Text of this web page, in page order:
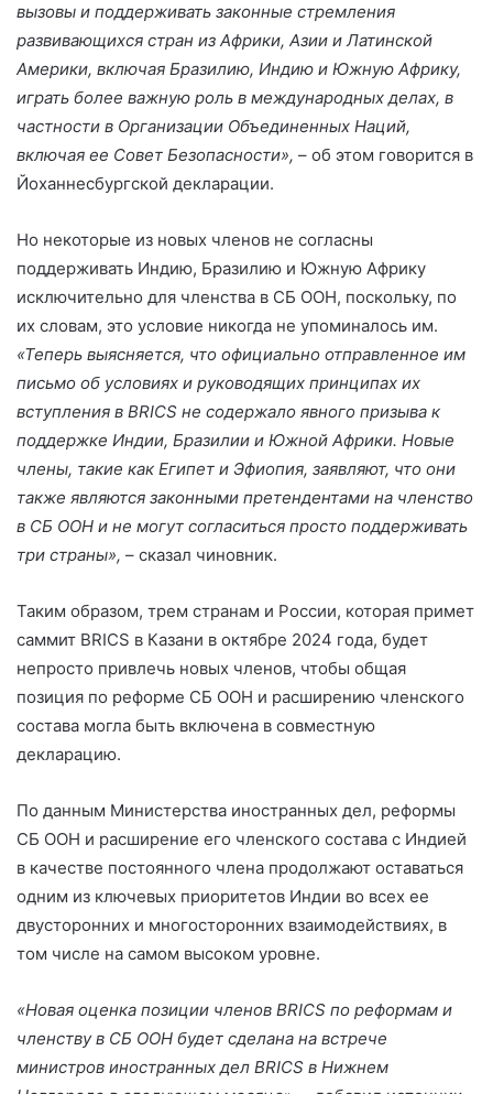
вызовы и поддерживать законные стремления
развивающихся стран из Африки, Азии и Латинской
Америки, включая Бразилию, Индию и Южную Африку,
играть более важную роль в международных делах, в
частности в Организации Объединенных Наций,
включая ее Совет Безопасности», – об этом говорится в
Йоханнесбургской декларации.
Но некоторые из новых членов не согласны
поддерживать Индию, Бразилию и Южную Африку
исключительно для членства в СБ ООН, поскольку, по
их словам, это условие никогда не упоминалось им.
«Теперь выясняется, что официально отправленное им
письмо об условиях и руководящих принципах их
вступления в BRICS не содержало явного призыва к
поддержке Индии, Бразилии и Южной Африки. Новые
члены, такие как Египет и Эфиопия, заявляют, что они
также являются законными претендентами на членство
в СБ ООН и не могут согласиться просто поддерживать
три страны», – сказал чиновник.
Таким образом, трем странам и России, которая примет
саммит BRICS в Казани в октябре 2024 года, будет
непросто привлечь новых членов, чтобы общая
позиция по реформе СБ ООН и расширению членского
состава могла быть включена в совместную
декларацию.
По данным Министерства иностранных дел, реформы
СБ ООН и расширение его членского состава с Индией
в качестве постоянного члена продолжают оставаться
одним из ключевых приоритетов Индии во всех ее
двусторонних и многосторонних взаимодействиях, в
том числе на самом высоком уровне.
«Новая оценка позиции членов BRICS по реформам и
членству в СБ ООН будет сделана на встрече
министров иностранных дел BRICS в Нижнем